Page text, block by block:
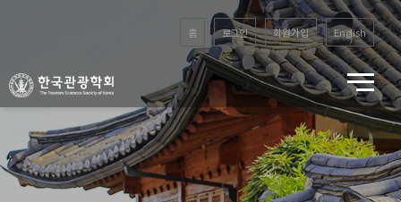
홈 로그인 회원가입 English